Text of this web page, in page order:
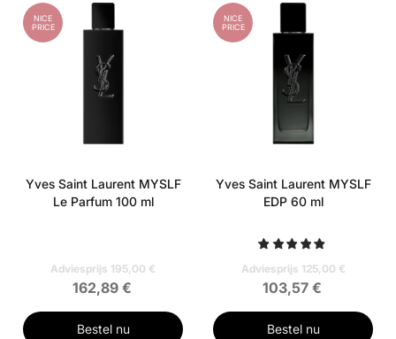
NICE
PRICE
Yves Saint Laurent MYSLF
Le Parfum 100 ml
Adviesprijs 195,00 €
162,89 €
Bestel nu
NICE
PRICE
Yves Saint Laurent MYSLF
EDP 60 ml
Adviesprijs 125,00 €
103,57 €
Bestel nu